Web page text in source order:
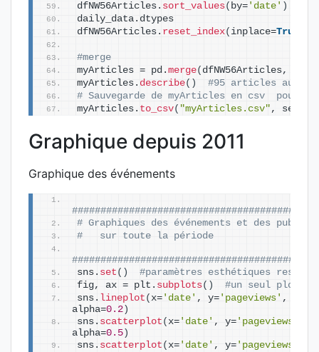
dfNW56Articles. sort_values( by= 'date' )
daily_data.dtypes
dfNW56Articles. reset_index( inplace=True
#merge
myArticles = pd. merge( dfNW56Articles,
myArticles. describe()
#95 articles au
# Sauvegarde de myArticles en csv
myArticles. to_csv( "myArticles.csv" , sep=
Graphique depuis 2011
Graphique des événements
# Graphiques des événements et des
#   sur toute la période
sns. set ()
#paramètres esthétiques
fig, ax = plt. subplots()
#un seul plot
sns. lineplot ( x= 'date' , y= 'pageviews' ,
alpha=0.2 )
sns. scatterplot ( x= 'date' , y= 'pageviews'
alpha=0.5 )
sns. scatterplot ( x= 'date' , y= 'pageviews'